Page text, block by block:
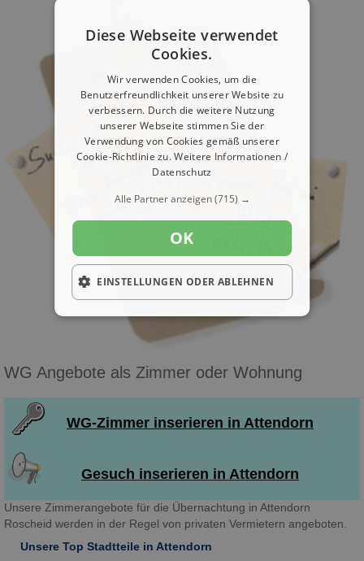
WG Angebote als Zimmer oder Wohnung
WG-Zimmer inserieren in Attendorn
Gesuch inserieren in Attendorn
Unsere Zimmerangebote für die Übernachtung in Attendorn
Roscheid werden in der Regel von privaten Vermietern angeboten.
Unsere Top Stadtteile in Attendorn
Diese Webseite verwendet
Cookies.
Wir verwenden Cookies, um die
Benutzerfreundlichkeit unserer Website zu
verbessern. Durch die weitere Nutzung
unserer Webseite stimmen Sie der
Verwendung von Cookies gemäß unserer
Cookie-Richtlinie zu.Weitere Informationen /
Datenschutz
Alle Partner anzeigen(715) →
OK
EINSTELLUNGEN ODER ABLEHNEN